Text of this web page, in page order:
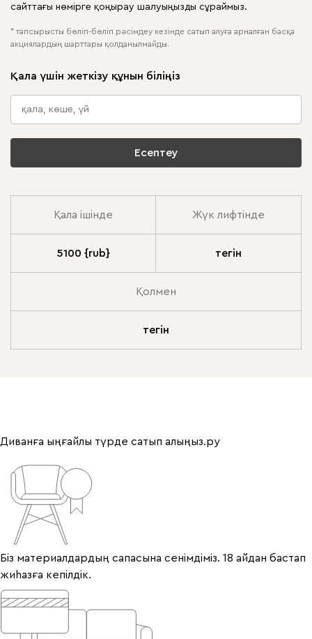
сайттағы нөмірге қоңырау шалуыңызды сұраймыз.
* тапсырысты бөліп-бөліп рәсімдеу кезінде сатып алуға арналған басқа
акциялардың шарттары қолданылмайды.
Қала үшін жеткізу құнын біліңіз
Есептеу
Қала ішінде Жүк лифтінде
5100 {rub} тегін
Қолмен
тегін
Диванға ыңғайлы түрде сатып алыңыз.ру
Біз материалдардың сапасына сенімдіміз. 18 айдан бастап
жиһазға кепілдік.